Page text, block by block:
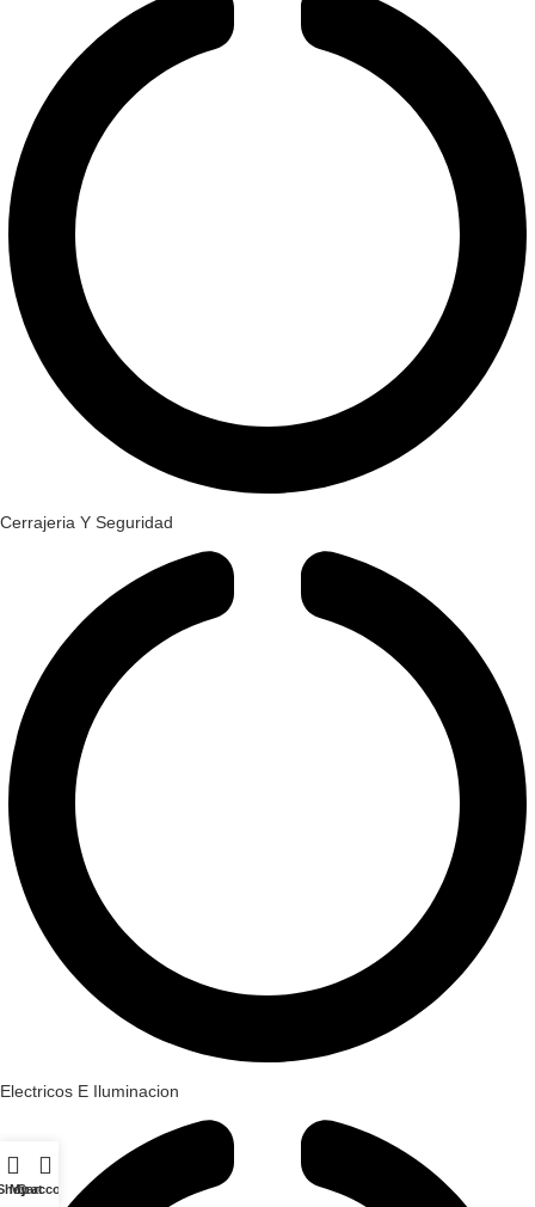
Cerrajeria Y Seguridad
Electricos E Iluminacion
Cart
My account